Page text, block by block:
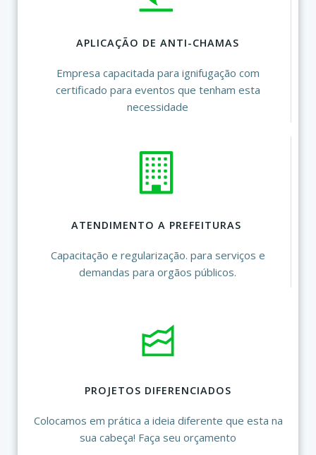
APLICAÇÃO DE ANTI-CHAMAS
Empresa capacitada para ignifugação com
certificado para eventos que tenham esta
necessidade
ATENDIMENTO A PREFEITURAS
Capacitação e regularização. para serviços e
demandas para orgãos públicos.
PROJETOS DIFERENCIADOS
Colocamos em prática a ideia diferente que esta na
sua cabeça! Faça seu orçamento